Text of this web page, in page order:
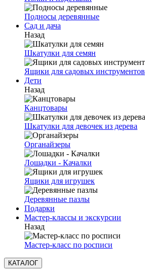
Подносы деревянные
Сад и дача
Назад
Шкатулки для семян
Ящики для садовых инструментов
Дети
Назад
Канцтовары
Шкатулки для девочек из дерева
Органайзеры
Лошадки - Качалки
Ящики для игрушек
Деревянные пазлы
Подарки
Мастер-классы и экскурсии
Назад
Мастер-класс по росписи
КАТАЛОГ